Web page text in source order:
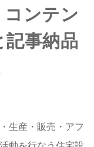
コンテン
記事納品
生産・販売・アフ